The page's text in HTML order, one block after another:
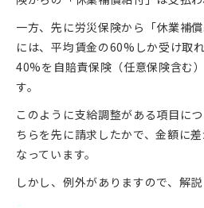
一方、先に労災保険から「休業補
には、平均賃金の60%しか受け取
40%を自賠責保険（任意保険含む
す。
このように支給調整がある項目に
ちらを先に請求したかで、金額に
なっています。
しかし、例外がありますので、解説